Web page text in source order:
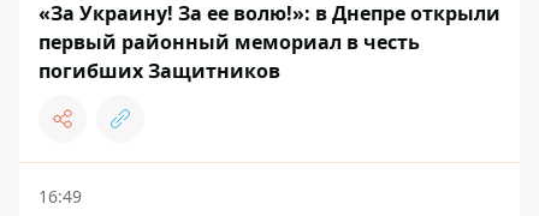
«За Украину! За ее волю!»: в Днепре открыли
первый районный мемориал в честь
погибших Защитников
16:49